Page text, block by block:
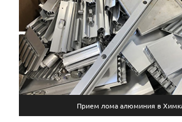
Прием лома алюминия в